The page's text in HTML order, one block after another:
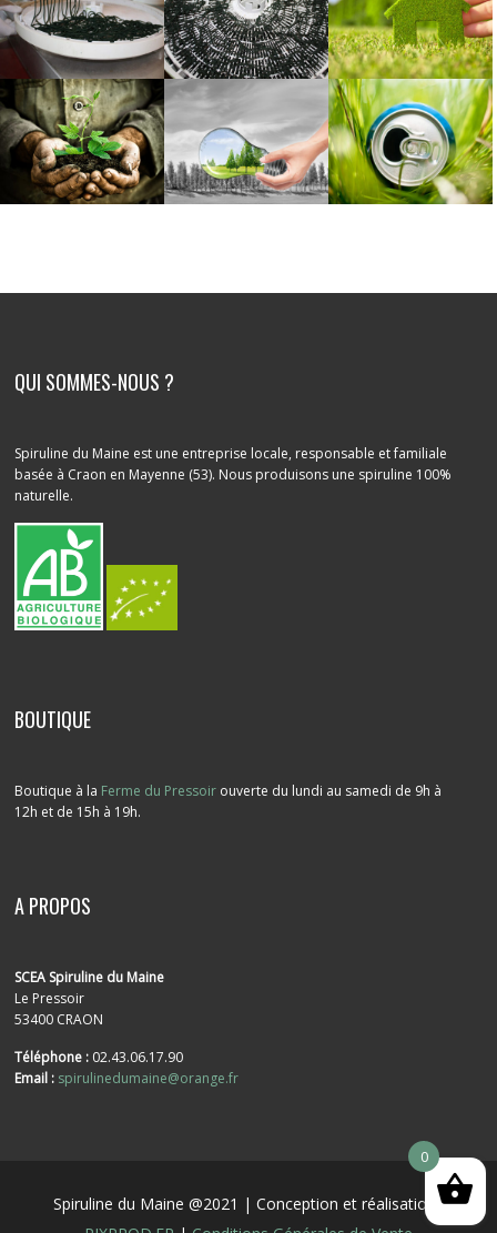
QUI SOMMES-NOUS ?
Spiruline du Maine est une entreprise locale, responsable et familiale
basée à Craon en Mayenne (53). Nous produisons une spiruline 100%
naturelle.
BOUTIQUE
Boutique à la Ferme du Pressoir ouverte du lundi au samedi de 9h à
12h et de 15h à 19h.
A PROPOS
SCEA Spiruline du Maine
Le Pressoir
53400 CRAON
Téléphone : 02.43.06.17.90
Email : spirulinedumaine@orange.fr
Spiruline du Maine @2021 | Conception et réalisation :
0